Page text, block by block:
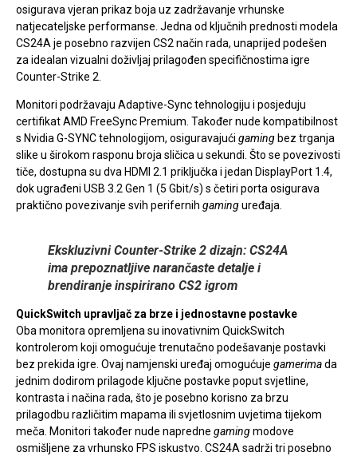
osigurava vjeran prikaz boja uz zadržavanje vrhunske
natjecateljske performanse. Jedna od ključnih prednosti modela
CS24A je posebno razvijen CS2 način rada, unaprijed podešen
za idealan vizualni doživljaj prilagođen specifičnostima igre
Counter-Strike 2.
Monitori podržavaju Adaptive-Sync tehnologiju i posjeduju
certifikat AMD FreeSync Premium. Također nude kompatibilnost
s Nvidia G-SYNC tehnologijom, osiguravajući gaming bez trganja
slike u širokom rasponu broja sličica u sekundi. Što se povezivosti
tiče, dostupna su dva HDMI 2.1 priključka i jedan DisplayPort 1.4,
dok ugrađeni USB 3.2 Gen 1 (5 Gbit/s) s četiri porta osigurava
praktično povezivanje svih perifernih gaminguređaja.
Ekskluzivni Counter-Strike 2 dizajn: CS24A
ima prepoznatljive narančaste detalje i
brendiranje inspirirano CS2 igrom
QuickSwitch upravljač za brze i jednostavne postavke
Oba monitora opremljena su inovativnim QuickSwitch
kontrolerom koji omogućuje trenutačno podešavanje postavki
bez prekida igre. Ovaj namjenski uređaj omogućuje gamerimada
jednim dodirom prilagode ključne postavke poput svjetline,
kontrasta i načina rada, što je posebno korisno za brzu
prilagodbu različitim mapama ili svjetlosnim uvjetima tijekom
meča. Monitori također nude napredne gamingmodove
osmišljene za vrhunsko FPS iskustvo. CS24A sadrži tri posebno